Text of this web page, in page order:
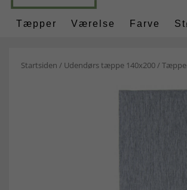
Tæpper Værelse Farve
Startsiden / Udendørs tæppe 140x200/